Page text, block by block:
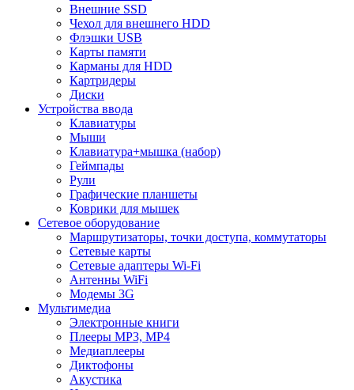
Внешние SSD
Чехол для внешнего HDD
Флэшки USB
Карты памяти
Карманы для HDD
Картридеры
Диски
Устройства ввода
Клавиатуры
Мыши
Клавиатура+мышка (набор)
Геймпады
Рули
Графические планшеты
Коврики для мышек
Сетевое оборудование
Маршрутизаторы, точки доступа, коммутаторы
Сетевые карты
Сетевые адаптеры Wi-Fi
Антенны WiFi
Модемы 3G
Мультимедиа
Электронные книги
Плееры MP3, MP4
Медиаплееры
Диктофоны
Акустика